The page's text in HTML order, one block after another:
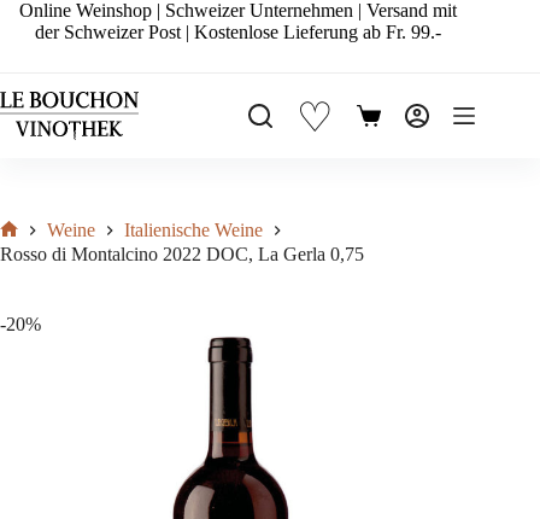
Zum
Inhalt
Online Weinshop | Schweizer Unternehmen | Versand mit
der Schweizer Post | Kostenlose Lieferung ab Fr. 99.-
♡ Warenkorb
Start
Weine
Italienische Weine
Rosso di Montalcino 2022 DOC, La Gerla 0,75
-20%